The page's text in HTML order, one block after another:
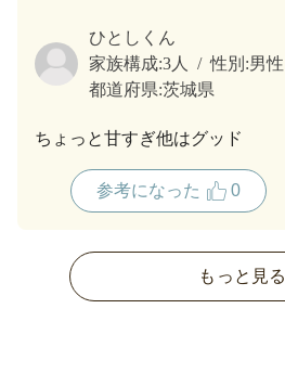
ひとしくん
家族構成:3人 性別:男性
都道府県:茨城県
ちょっと甘すぎ他はグッド
参考になった 0
もっと見る